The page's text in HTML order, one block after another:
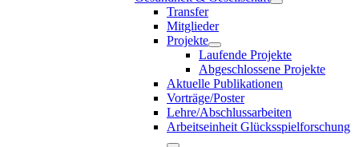
Transfer
Mitglieder
Projekte
Laufende Projekte
Abgeschlossene Projekte
Aktuelle Publikationen
Vorträge/Poster
Lehre/Abschlussarbeiten
Arbeitseinheit Glücksspielforschung